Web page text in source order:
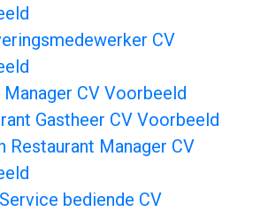
CV
CV Voorbeeld
Gastheer CV Voorbeeld
Restaurant Manager CV
bediende CV